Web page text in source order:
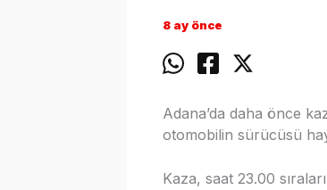
8 ay önce
Adana’da daha önce
otomobilin sürücüsü
Kaza, saat 23.00